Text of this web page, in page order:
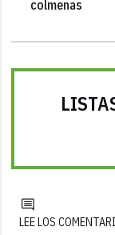
colmenas
LEE LOS